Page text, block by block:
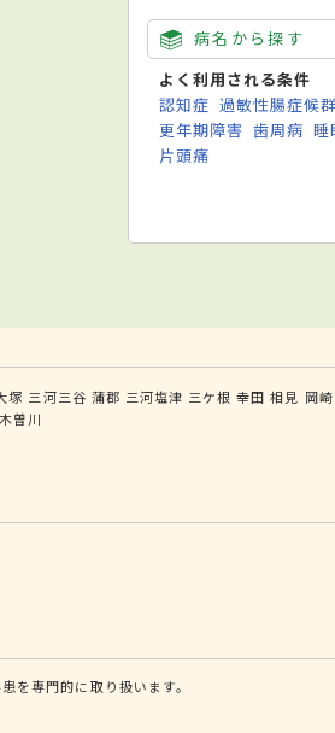
病名から探す
よく利用される条件
認知症 過敏性腸症候群
更年期障害 歯周病 睡
片頭痛
塚 三河三谷 蒲郡 三河塩津 三ケ根 幸田 相見 岡崎
木曽川
を専門的に取り扱います。